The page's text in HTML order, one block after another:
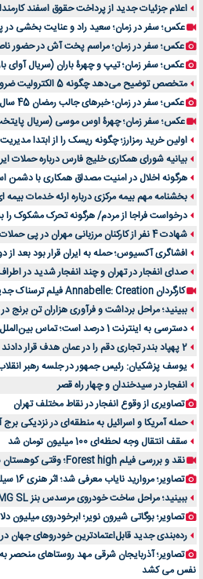
اعلام جزئیات جدید از پرداخت حقوق اسفند
عکس؛ سفر در زمان؛ سعید راد و عنایت بخشی در
عکس؛ سفر در زمان؛ مراسم پخت آش در حضور
عکس؛ سفر زمان؛ تیپ و چهرۀ باران (سریال آوای
متخصص توضیح می‌دهد چگونه 5 الکترولیت ضروری را از غذاهای طبیعی دریافت کنید
عکس؛ سفر در زمان؛ خبرهای جالب رمضان 45 سال قبل کشور را ببینید و بخوانید!
عکس؛ سفر زمان؛ چهرۀ اوس موسی (سریال پایتخت) در
اولین خرید رمزارز؛ چگونه ریسک را از ابتدا
بیانیه شورای همکاری خلیج فارس درباره حملات
هرگونه اخلال در امنیت مصداق همکاری با
بخشنامه مهم بیمه مرکزی درباره ارئه خدمات
درخواست فراجا از مردم/ هرگونه تحرک مشکوک را
شهادت 4 نفر از کارکنان مرزبانی مهران در پی حملات اسرائیل و آمریکا
افشاگری آکسیوس؛ حمله به ایران قرار بود بعد از
صدای انفجار در تهران و چند انفجار شدید در
کارگردان Annabelle: Creation فیلم ترسناک جدیدی می‌سازد
ببینید؛ مراحل برداشت و فرآوری هزاران تن برنج
دسترسی به اینترنت 1 درصد است؛ تماس بین‌الملل هم با اختلال همراه است
2 پهپاد بندر تجاری دقم را در عمان هدف قرار دادند
یوسف پزشکیان: رئیس جمهور در جلسه رهبر
انفجار در سیدخندان و چهار راه قصر
تصاویری از وقوع انفجار در نقاط مختلف تهران
حمله آمریکا و اسرائیل به منطقه‌ای در نزدیکی برج
سقف انتقال وجه لحظه‌ای 100 میلیون تومان شد
نقد و بررسی فیلم Forest high؛ وقتی کوهستان سرد پناه می‌شود
تصاویر؛ مروارید نایاب معرفی شد؛ اثر هنری 16 سیلندر
ببینید؛ مراحل ساخت خودروی مرسدس بنز AMG SL در آلمان
تصاویر؛ بوگاتی شیرون نویر؛ ابرخودروی میلیون
رده‌بندی جدید قابل‌اعتمادترین خودروهای جهان در
تصاویر؛ آذربایجان شرقی مهد روستاهای منحصر
نفس می کشد